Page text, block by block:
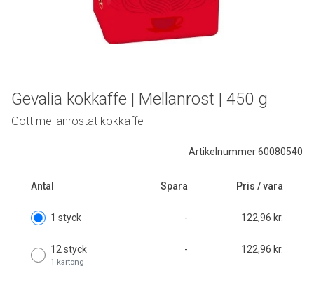
Artikelnummer 60080540
Antal Spara Pris / vara
1 styck - 122,96 kr.
12 styck
1 kartong
- 122,96 kr.
Gevalia kokkaffe | Mellanrost | 450 g
Gott mellanrostat kokkaffe